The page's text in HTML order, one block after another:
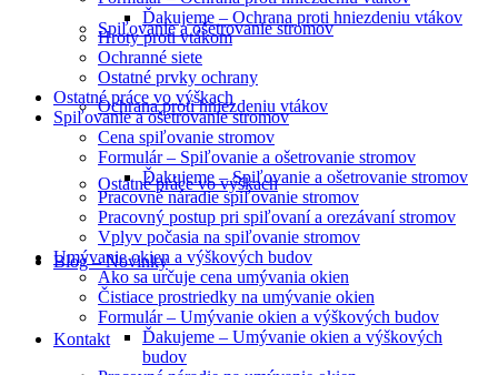
Spiľovanie a ošetrovanie stromov
Ochrana proti hniezdeniu vtákov
Ostatné práce vo výškach
Blog – Novinky
Kontakt
Ďakujeme – Ochrana proti hniezdeniu vtákov
Hroty proti vtákom
Ochranné siete
Ostatné prvky ochrany
Ostatné práce vo výškach
Spiľovanie a ošetrovanie stromov
Cena spiľovanie stromov
Formulár – Spiľovanie a ošetrovanie stromov
Ďakujeme – Spiľovanie a ošetrovanie stromov
Pracovné náradie spiľovanie stromov
Pracovný postup pri spiľovaní a orezávaní stromov
Vplyv počasia na spiľovanie stromov
Umývanie okien a výškových budov
Ako sa určuje cena umývania okien
Čistiace prostriedky na umývanie okien
Formulár – Umývanie okien a výškových budov
Ďakujeme – Umývanie okien a výškových
budov